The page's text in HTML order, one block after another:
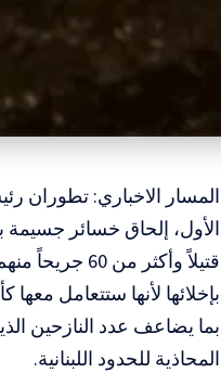
بما يضاعف عدد النازحين
المحاذية للحدود اللبنانية.